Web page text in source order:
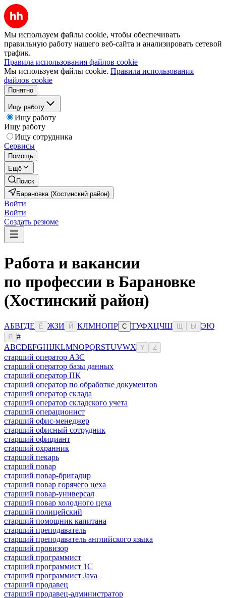
Мы используем файлы cookie, чтобы обеспечивать
правильную работу нашего веб-сайта и анализировать сетевой
трафик.
Правила использования файлов cookie
Мы используем файлы cookie. Правила использования
файлов cookie
Понятно
Ищу работу
Ищу работу
Ищу работу
Ищу сотрудника
Сервисы
Помощь
Ещё
Поиск
Барановка (Хостинский район)
Войти
Войти
Создать резюме
Работа и вакансии
по профессии в Барановке
(Хостинский район)
АБВГДЕ Ё ЖЗИ Й КЛМНОПР С ТУФХЦЧШ Ы ЭЮ
Я
#
ABCDEFGHIJKLMNOPQRSTUVWX Y Z
старший оператор АЗС
старший оператор базы данных
старший оператор ПК
старший оператор по обработке документов
старший оператор склада
старший оператор складского учета
старший операционист
старший офис-менеджер
старший офисный сотрудник
старший официант
старший охранник
старший пекарь
старший повар
старший повар-бригадир
старший повар горячего цеха
старший повар-универсал
старший повар холодного цеха
старший полицейский
старший помощник капитана
старший преподаватель
старший преподаватель английского языка
старший провизор
старший программист
старший программист 1С
старший программист Java
старший продавец
старший продавец-администратор